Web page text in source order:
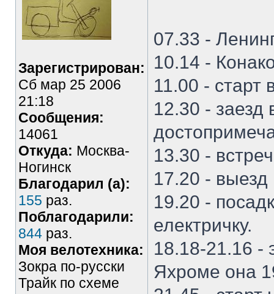
Зарегистрирован:
Сб мар 25 2006
21:18
Сообщения:
14061
Откуда: Москва-
Ногинск
Благодарил (а):
155 раз.
Поблагодарили:
844 раз.
Моя велотехника:
Зокра по-русски
Трайк по схеме
07.33 -
10.14 -
11.00 - старт
12.30 - заезд
13.30 -
17.20 -
19.20 -
електричку.
18.18-21.16 -
Яхроме она